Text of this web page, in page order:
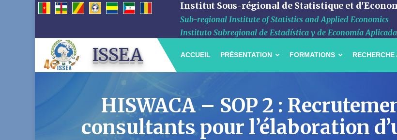
Institut Sous-régional de Statistique et
Sub-regional Institute of Statistics and Applied Economics
Instituto Subregional de Estadística y de Economía Aplicada
ISSEA ACCUEIL PRÉSENTATION FORMATIONS
HISWACA – SOP 2 :
consultants pour l’élaboration